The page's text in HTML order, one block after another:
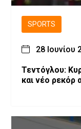
SPORTS
28 Ιουνίου
Τεντόγλου:
και νέο ρεκόρ